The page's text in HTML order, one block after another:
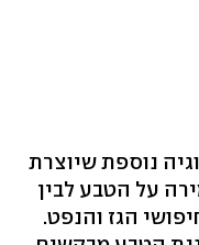
נוספת שיוצרת
על הטבע לבין
הגז והנפט.